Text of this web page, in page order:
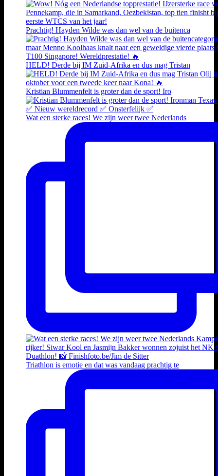
Prachtig! Hayden Wilde was dan wel van de buitenca
HELD! Derde bij IM Zuid-Afrika en dus mag Tristan
Kristian Blummenfelt is groter dan de sport! Iro
Wat een sterke races! We zijn weer twee Nederlands
Triathlon is emotie en dat was vandaag prachtig te